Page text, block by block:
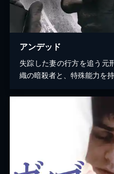
アンデッド
失踪した妻の行方を追う元
織の暗殺者と、特殊能力を